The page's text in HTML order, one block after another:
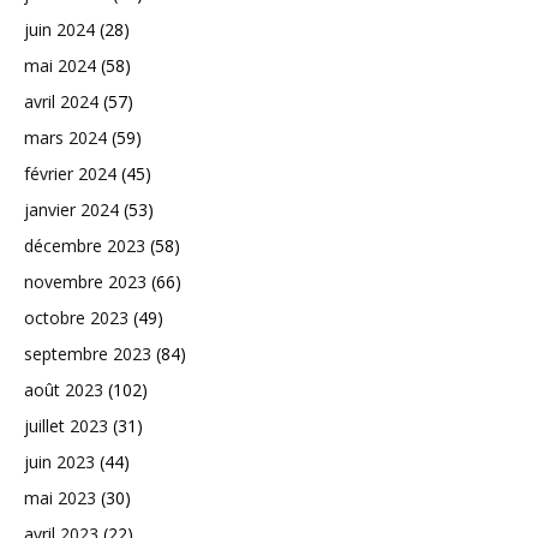
juin 2024 (28)
mai 2024 (58)
avril 2024 (57)
mars 2024 (59)
février 2024 (45)
janvier 2024 (53)
décembre 2023 (58)
novembre 2023 (66)
octobre 2023 (49)
septembre 2023 (84)
août 2023 (102)
juillet 2023 (31)
juin 2023 (44)
mai 2023 (30)